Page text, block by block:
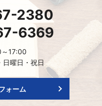
2380
6369
17:00
日曜日・祝日
ォーム